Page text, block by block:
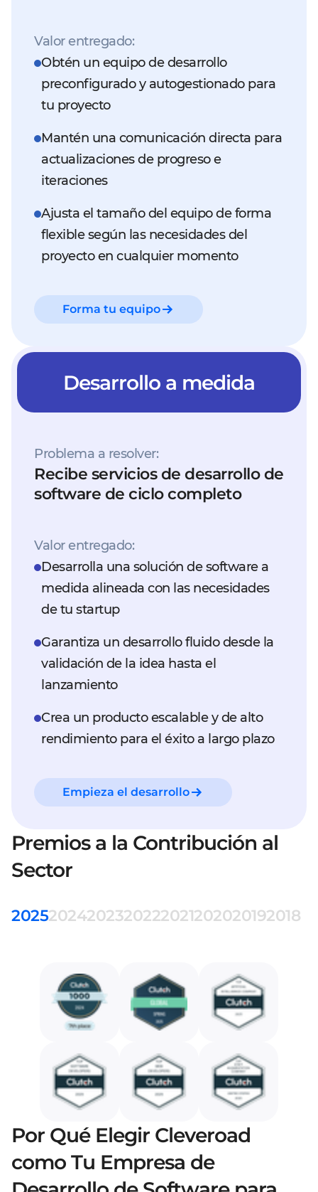
Valor entregado:
Obtén un equipo de desarrollo
preconfigurado y autogestionado para
tu proyecto
Mantén una comunicación directa para
actualizaciones de progreso e
iteraciones
Ajusta el tamaño del equipo de forma
flexible según las necesidades del
proyecto en cualquier momento
Forma tu equipo
Desarrollo a medida
Problema a resolver:
Recibe servicios de desarrollo de
software de ciclo completo
Valor entregado:
Desarrolla una solución de software a
medida alineada con las necesidades
de tu startup
Garantiza un desarrollo fluido desde la
validación de la idea hasta el
lanzamiento
Crea un producto escalable y de alto
rendimiento para el éxito a largo plazo
Empieza el desarrollo
Premios a la Contribución al
Sector
20252024202320222021202020192018
Por Qué Elegir Cleveroad
como Tu Empresa de